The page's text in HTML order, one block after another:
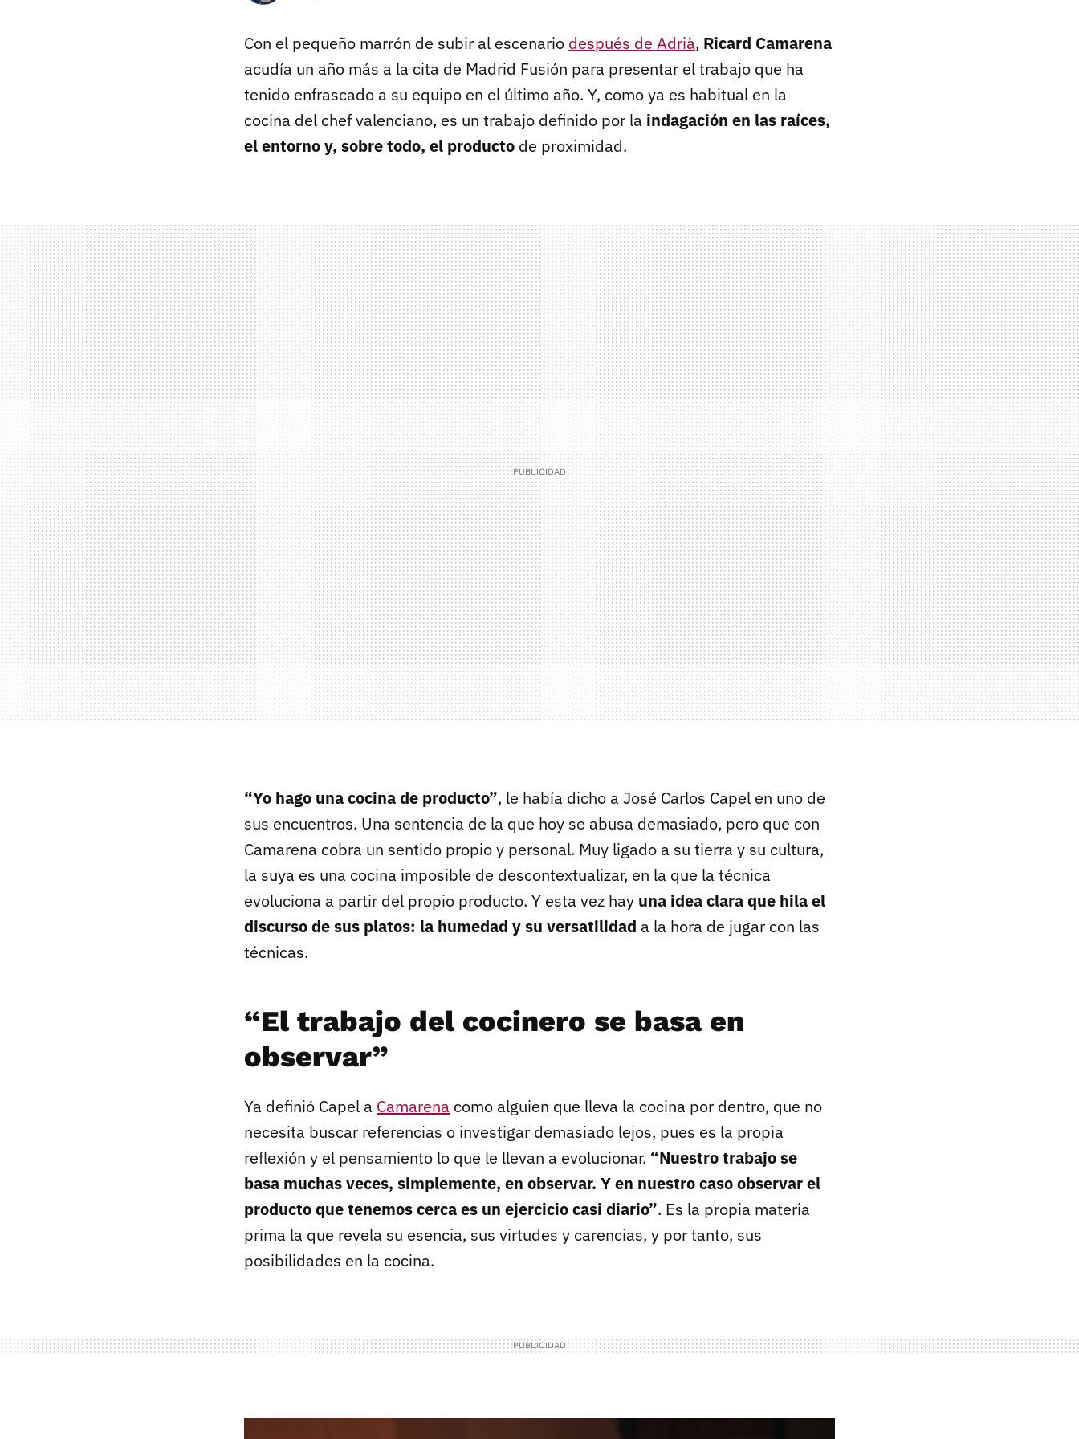
Con el pequeño marrón de subir al escenario después de Adrià, Ricard Camarena
acudía un año más a la cita de Madrid Fusión para presentar el trabajo que ha
tenido enfrascado a su equipo en el último año. Y, como ya es habitual en la
cocina del chef valenciano, es un trabajo definido por la indagación en las raíces,
el entorno y, sobre todo, el producto de proximidad.
“Yo hago una cocina de producto”, le había dicho a José Carlos Capel en uno de
sus encuentros. Una sentencia de la que hoy se abusa demasiado, pero que con
Camarena cobra un sentido propio y personal. Muy ligado a su tierra y su cultura,
la suya es una cocina imposible de descontextualizar, en la que la técnica
evoluciona a partir del propio producto. Y esta vez hay una idea clara que hila el
discurso de sus platos: la humedad y su versatilidad a la hora de jugar con las
técnicas.
“El trabajo del cocinero se basa en
observar”
Ya definió Capel a Camarena como alguien que lleva la cocina por dentro, que no
necesita buscar referencias o investigar demasiado lejos, pues es la propia
reflexión y el pensamiento lo que le llevan a evolucionar. “Nuestro trabajo se
basa muchas veces, simplemente, en observar. Y en nuestro caso observar el
producto que tenemos cerca es un ejercicio casi diario”. Es la propia materia
prima la que revela su esencia, sus virtudes y carencias, y por tanto, sus
posibilidades en la cocina.